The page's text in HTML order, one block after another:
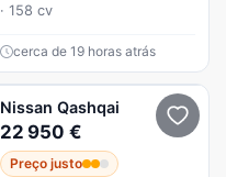
· 158 cv
cerca de 19 horas atrás
Nissan Qashqai
22 950 €
Preço justo